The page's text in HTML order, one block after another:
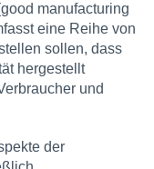
manufacturing
eine Reihe von
sollen, dass
hergestellt
und
der